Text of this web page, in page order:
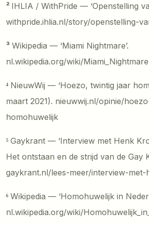
² IHLIA / WithPride — ‘Openstelling
withpride.ihlia.nl/story/openstelling-
³ Wikipedia — ‘Miami Nightmare’.
nl.wikipedia.org/wiki/Miami_Nightmare
⁴ NieuwWij — ‘Hoezo, twintig jaar
maart 2021). nieuwwij.nl/opinie/
homohuwelijk
⁵ Gaykrant — ‘Interview met Henk
Het ontstaan en de strijd van de Gay
gaykrant.nl/lees-meer/interview-met-
⁶ Wikipedia — ‘Homohuwelijk in
nl.wikipedia.org/wiki/